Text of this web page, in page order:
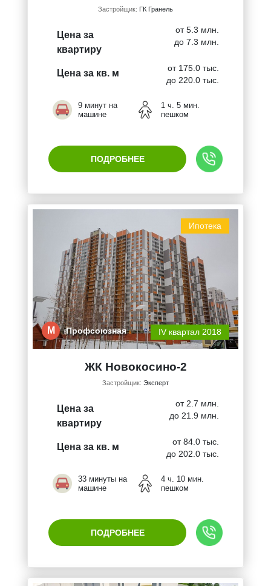
Застройщик: ГК Гранель
Цена за
квартиру
от 5.3 млн.
до 7.3 млн.
Цена за кв. м
от 175.0 тыс.
до 220.0 тыс.
9 минут на
машине
1 ч. 5 мин.
пешком
ПОДРОБНЕЕ
Ипотека
М Профсоюзная IV квартал 2018
ЖК Новокосино-2
Застройщик: Эксперт
Цена за
квартиру
от 2.7 млн.
до 21.9 млн.
Цена за кв. м
от 84.0 тыс.
до 202.0 тыс.
33 минуты на
машине
4 ч. 10 мин.
пешком
ПОДРОБНЕЕ